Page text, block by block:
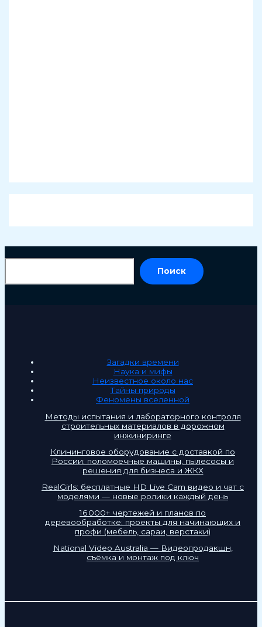
Поиск
Загадки времени
Наука и мифы
Неизвестное около нас
Тайны природы
Феномены вселенной
Методы испытания и лабораторного контроля
строительных материалов в дорожном
инжиниринге
Клининговое оборудование с доставкой по
России: поломоечные машины, пылесосы и
решения для бизнеса и ЖКХ
RealGirls: бесплатные HD Live Cam видео и чат с
моделями — новые ролики каждый день
16 000+ чертежей и планов по
деревообработке: проекты для начинающих и
профи (мебель, сараи, верстаки)
National Video Australia — Видеопродакшн,
съёмка и монтаж под ключ